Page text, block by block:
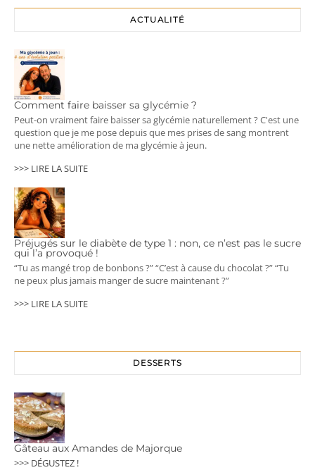
ACTUALITÉ
Comment faire baisser sa glycémie ?
Peut-on vraiment faire baisser sa glycémie naturellement ? C'est une
question que je me pose depuis que mes prises de sang montrent
une nette amélioration de ma glycémie à jeun.
>>> LIRE LA SUITE
Préjugés sur le diabète de type 1 : non, ce n’est pas le sucre
qui l’a provoqué !
“Tu as mangé trop de bonbons ?” “C’est à cause du chocolat ?” “Tu
ne peux plus jamais manger de sucre maintenant ?”
>>> LIRE LA SUITE
DESSERTS
Gâteau aux Amandes de Majorque
>>> DÉGUSTEZ !